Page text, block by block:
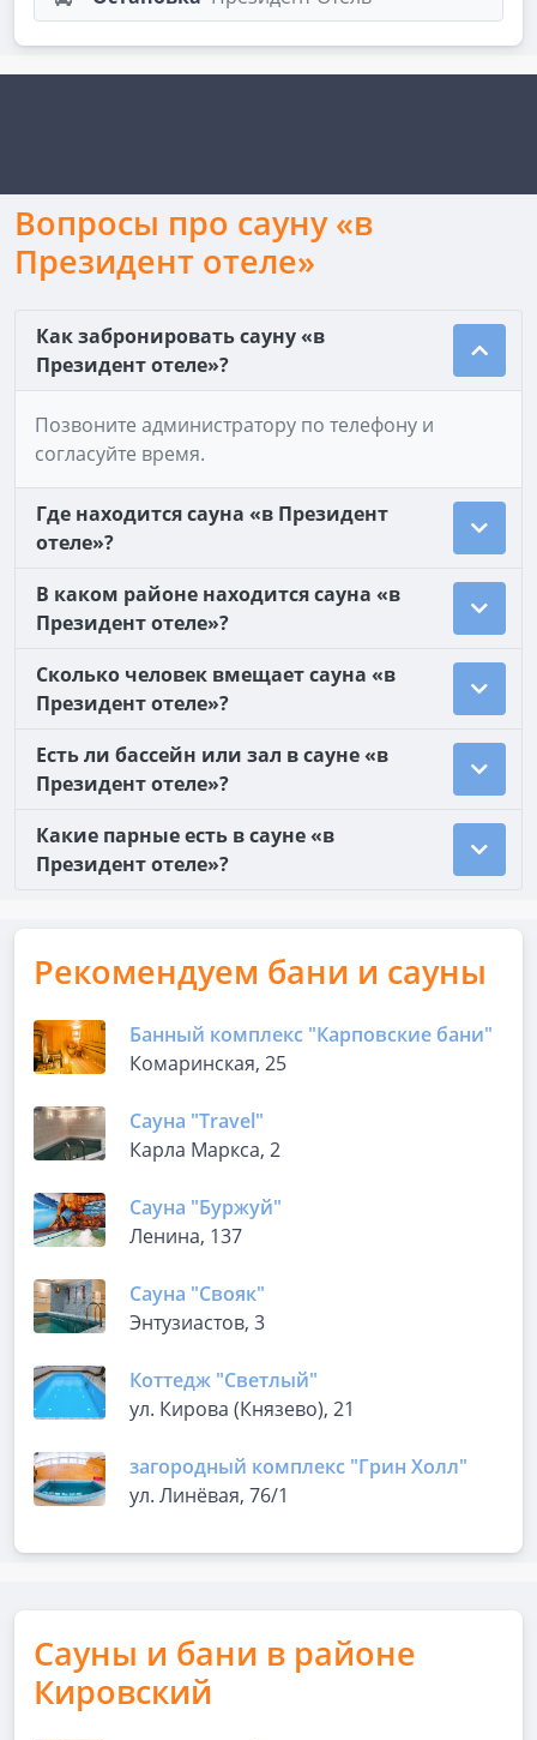
Вопросы про сауну «в
Президент отеле»
Как забронировать сауну «в
Президент отеле»?
Позвоните администратору по телефону и
согласуйте время.
Где находится сауна «в Президент
отеле»?
В каком районе находится сауна «в
Президент отеле»?
Сколько человек вмещает сауна «в
Президент отеле»?
Есть ли бассейн или зал в сауне «в
Президент отеле»?
Какие парные есть в сауне «в
Президент отеле»?
Рекомендуем бани и сауны
Банный комплекс "Карповские бани"
Комаринская, 25
Сауна "Travel"
Карла Маркса, 2
Сауна "Буржуй"
Ленина, 137
Сауна "Свояк"
Энтузиастов, 3
Коттедж "Светлый"
ул. Кирова (Князево), 21
загородный комплекс "Грин Холл"
ул. Линёвая, 76/1
Сауны и бани в районе
Кировский